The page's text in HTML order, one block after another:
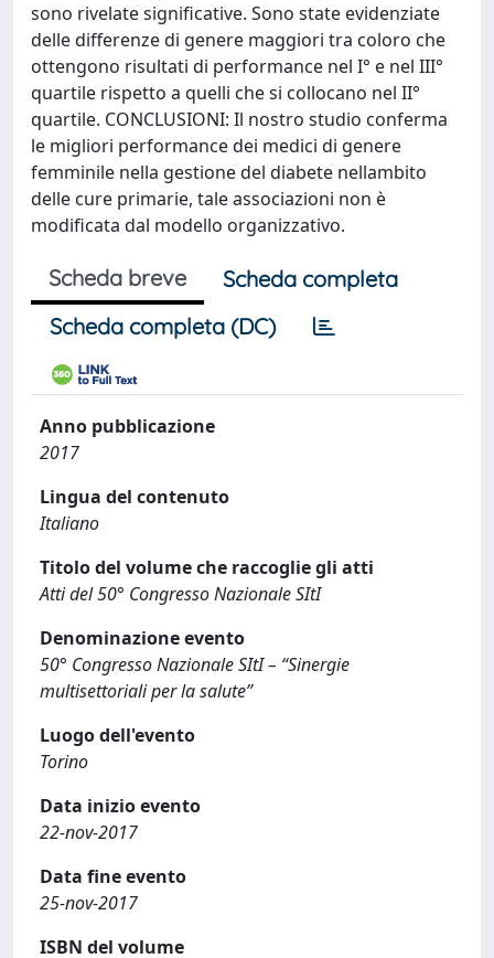
sono rivelate significative. Sono state evidenziate
delle differenze di genere maggiori tra coloro che
ottengono risultati di performance nel I° e nel III°
quartile rispetto a quelli che si collocano nel II°
quartile. CONCLUSIONI: Il nostro studio conferma
le migliori performance dei medici di genere
femminile nella gestione del diabete nellambito
delle cure primarie, tale associazioni non è
modificata dal modello organizzativo.
Scheda breve
Scheda completa
Scheda completa (DC)
Anno pubblicazione
2017
Lingua del contenuto
Italiano
Titolo del volume che raccoglie gli atti
Atti del 50° Congresso Nazionale SItI
Denominazione evento
50° Congresso Nazionale SItI – “Sinergie
multisettoriali per la salute”
Luogo dell'evento
Torino
Data inizio evento
22-nov-2017
Data fine evento
25-nov-2017
ISBN del volume